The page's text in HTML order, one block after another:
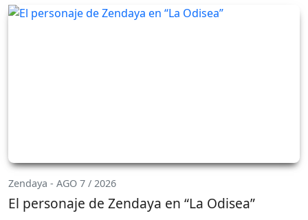
Zendaya - AGO 7 / 2026
El personaje de Zendaya en “La Odisea”